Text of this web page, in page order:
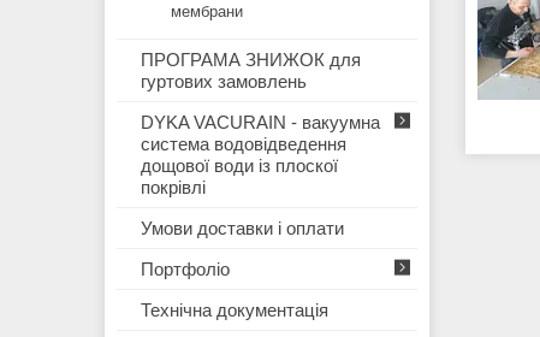
мембрани
ПРОГРАМА ЗНИЖОК для
гуртових замовлень
DYKA VACURAIN - вакуумна
система водовідведення
дощової води із плоскої
покрівлі
Умови доставки і оплати
Портфоліо
Технічна документація